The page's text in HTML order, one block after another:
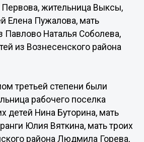
жительница Выксы,
Елена Пужалова, мать
Павлово Наталья Соболева,
из Вознесенского района
третьей степени были
рабочего поселка
детей Нина Буторина, мать
Юлия Вяткина, мать троих
района Людмила Горева,